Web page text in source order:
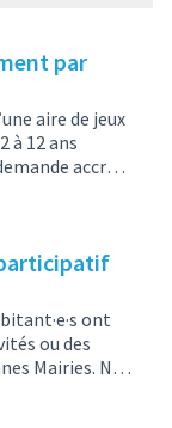
par
aire de jeux
à 12 ans
accrue
du
ont
ou des
Mairies. Ne
projet